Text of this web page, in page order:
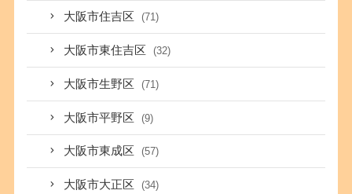
大阪市住吉区 (71)
大阪市東住吉区 (32)
大阪市生野区 (71)
大阪市平野区 (9)
大阪市東成区 (57)
大阪市大正区 (34)